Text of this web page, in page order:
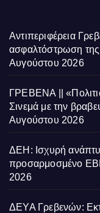
Αντιπεριφέρεια
ασφαλτόστρωση
Αυγούστου 2026
ΓΡΕΒΕΝΑ ||
Σινεμά με την
Αυγούστου 2026
ΔΕΗ: Ισχυρή
προσαρμοσμένο
2026
ΔΕΥΑ Γρεβενών: